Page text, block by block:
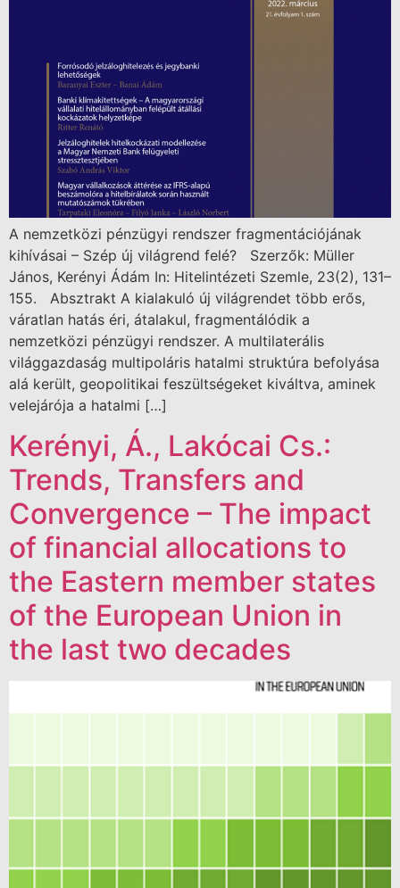
A nemzetközi pénzügyi rendszer fragmentációjának
kihívásai – Szép új világrend felé? Szerzők: Müller
János, Kerényi Ádám In: Hitelintézeti Szemle, 23(2), 131–
155. Absztrakt A kialakuló új világrendet több erős,
váratlan hatás éri, átalakul, fragmentálódik a
nemzetközi pénzügyi rendszer. A multilaterális
világgazdaság multipoláris hatalmi struktúra befolyása
alá került, geopolitikai feszültségeket kiváltva, aminek
velejárója a hatalmi […]
Kerényi, Á., Lakócai Cs.:
Trends, Transfers and
Convergence – The impact
of financial allocations to
the Eastern member states
of the European Union in
the last two decades